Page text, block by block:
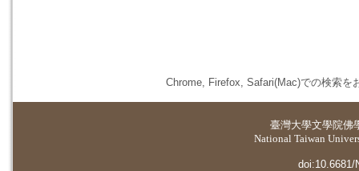
Chrome, Firefox, Safari(Mac)での検索を
臺灣大學文學院佛
National Taiwan
doi:10.6681/